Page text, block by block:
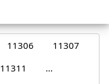
11306
11307
11311
...